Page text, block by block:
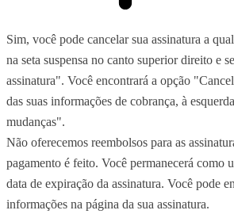
Sim, você pode cancelar sua assinatura a
na seta suspensa no canto superior direito e
assinatura". Você encontrará a opção
das suas informações de cobrança, à
mudanças".
Não oferecemos reembolsos para as
pagamento é feito. Você permanecerá como
data de expiração da assinatura. Você pode
informações na página da sua assinatura.